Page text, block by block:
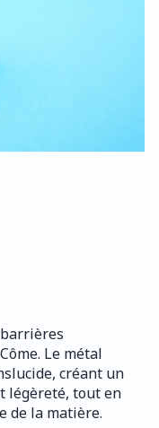
Le métal
créant un
légèreté, tout en
de la matière.